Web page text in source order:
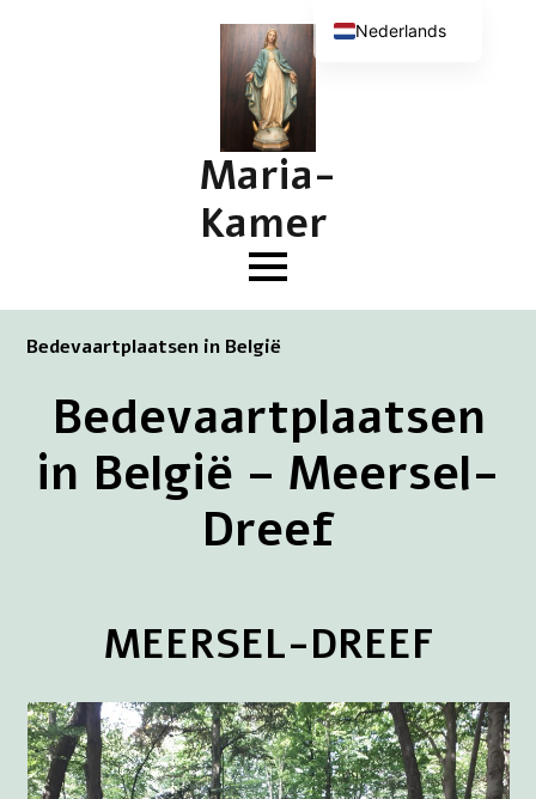
Maria-
Kamer
Bedevaartplaatsen in België
Bedevaartplaatsen
in België – Meersel-
Dreef
MEERSEL-DREEF
Nederlands